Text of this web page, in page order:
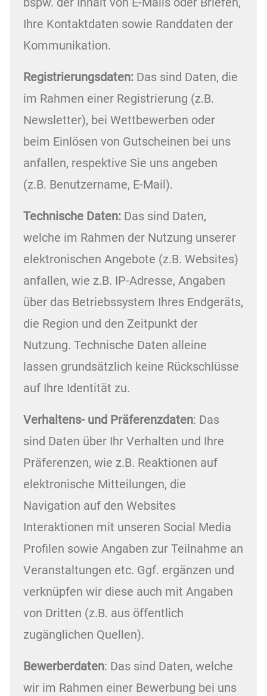
Ihre Kontaktdaten sowie Randdaten der
Kommunikation.
Registrierungsdaten: Das sind Daten, die
im Rahmen einer Registrierung (z.B.
Newsletter), bei Wettbewerben oder
beim Einlösen von Gutscheinen bei uns
anfallen, respektive Sie uns angeben
(z.B. Benutzername, E-Mail).
Technische Daten: Das sind Daten,
welche im Rahmen der Nutzung unserer
elektronischen Angebote (z.B. Websites)
anfallen, wie z.B. IP-Adresse, Angaben
über das Betriebssystem Ihres Endgeräts,
die Region und den Zeitpunkt der
Nutzung. Technische Daten alleine
lassen grundsätzlich keine Rückschlüsse
auf Ihre Identität zu.
Verhaltens- und Präferenzdaten: Das
sind Daten über Ihr Verhalten und Ihre
Präferenzen, wie z.B. Reaktionen auf
elektronische Mitteilungen, die
Navigation auf den Websites
Interaktionen mit unseren Social Media
Profilen sowie Angaben zur Teilnahme an
Veranstaltungen etc. Ggf. ergänzen und
verknüpfen wir diese auch mit Angaben
von Dritten (z.B. aus öffentlich
zugänglichen Quellen).
Bewerberdaten: Das sind Daten, welche
wir im Rahmen einer Bewerbung bei uns